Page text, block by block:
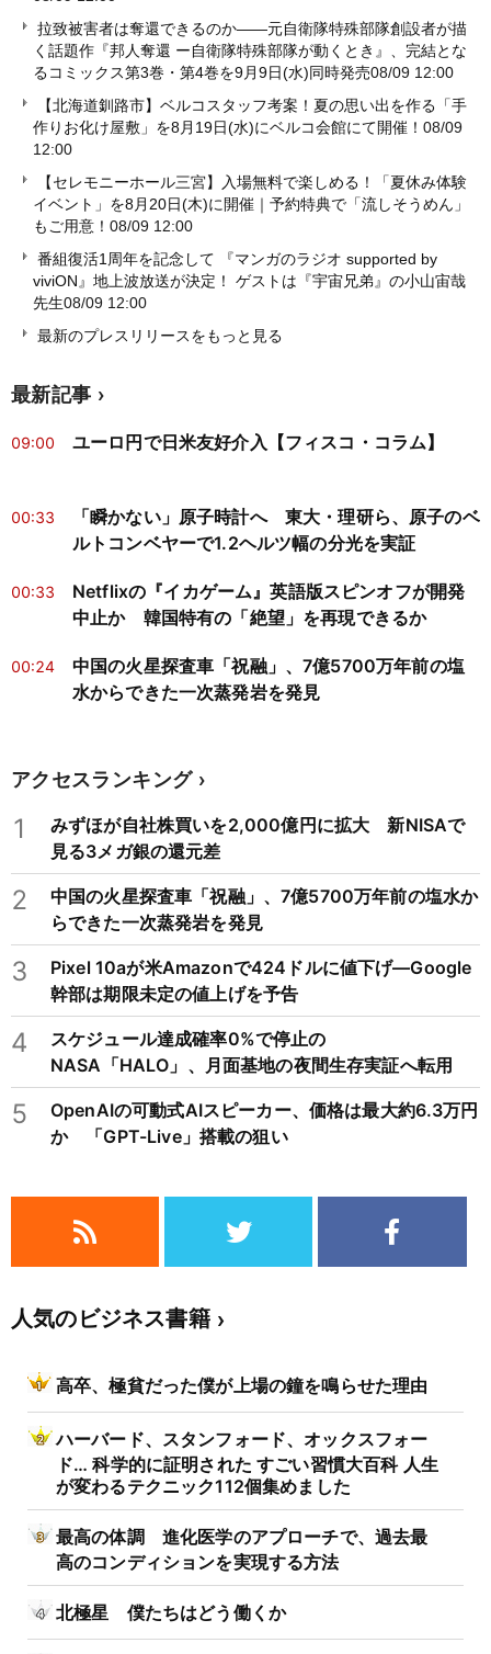
拉致被害者は奪還できるのか――元自衛隊特殊部隊創設者が描
く話題作『邦人奪還 ー自衛隊特殊部隊が動くとき』、完結とな
るコミックス第3巻・第4巻を9月9日(水)同時発売08/09 12:00
【北海道釧路市】ベルコスタッフ考案！夏の思い出を作る「手
作りお化け屋敷」を8月19日(水)にベルコ会館にて開催！ 08/09
12:00
【セレモニーホール三宮】入場無料で楽しめる！「夏休み体験
イベント」を8月20日(木)に開催｜予約特典で「流しそうめん」
もご用意！ 08/09 12:00
番組復活1周年を記念して 『マンガのラジオ supported by
viviON』地上波放送が決定！ ゲストは『宇宙兄弟』の小山宙哉
先生08/09 12:00
最新のプレスリリースをもっと見る
最新記事
09:00 ユーロ円で日米友好介入【フィスコ・コラム】
00:33
「瞬かない」原子時計へ 東大・理研ら、原子のベ
ルトコンベヤーで1.2ヘルツ幅の分光を実証
00:33
Netflixの『イカゲーム』英語版スピンオフが開発
中止か 韓国特有の「絶望」を再現できるか
00:24
中国の火星探査車「祝融」、7億5700万年前の塩
水からできた一次蒸発岩を発見
アクセスランキング
1
みずほが自社株買いを2,000億円に拡大 新NISAで
見る3メガ銀の還元差
2
中国の火星探査車「祝融」、7億5700万年前の塩水か
らできた一次蒸発岩を発見
3
Pixel 10aが米Amazonで424ドルに値下げ―Google
幹部は期限未定の値上げを予告
4
スケジュール達成確率0%で停止の
NASA「HALO」、月面基地の夜間生存実証へ転用
5
OpenAIの可動式AIスピーカー、価格は最大約6.3万円
か 「GPT-Live」搭載の狙い
人気のビジネス書籍
高卒、極貧だった僕が上場の鐘を鳴らせた理由
ハーバード、スタンフォード、オックスフォー
ド… 科学的に証明された すごい習慣大百科 人生
が変わるテクニック112個集めました
最高の体調 進化医学のアプローチで、過去最
高のコンディションを実現する方法
北極星 僕たちはどう働くか